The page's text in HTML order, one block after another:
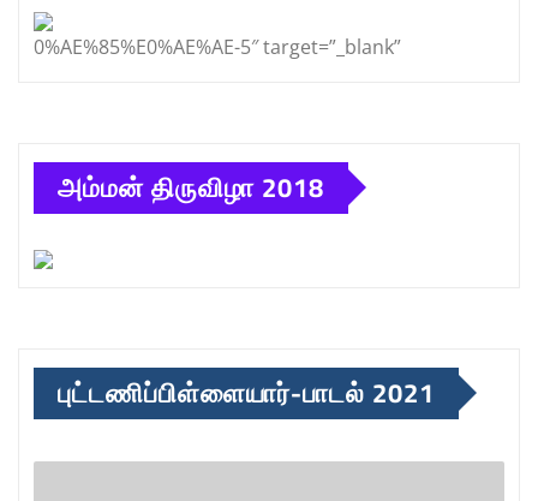
0%AE%85%E0%AE%AE-5″ target=”_blank”
அம்மன் திருவிழா 2018
புட்டணிப்பிள்ளையார்-பாடல் 2021